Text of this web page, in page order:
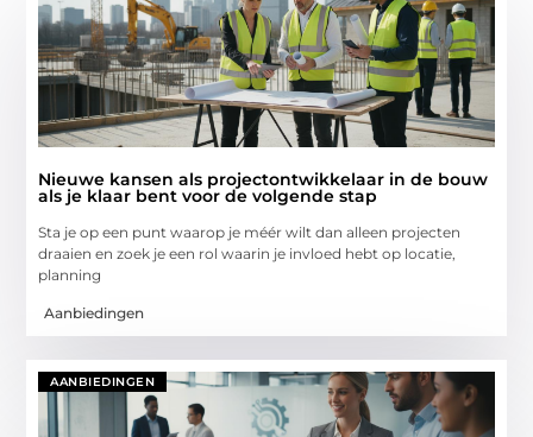
Nieuwe kansen als projectontwikkelaar in de bouw
als je klaar bent voor de volgende stap
Sta je op een punt waarop je méér wilt dan alleen projecten
draaien en zoek je een rol waarin je invloed hebt op locatie,
planning
Aanbiedingen
AANBIEDINGEN